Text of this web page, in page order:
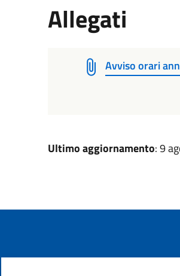
Allegati
Avviso orari
Ultimo aggiornamento: 9